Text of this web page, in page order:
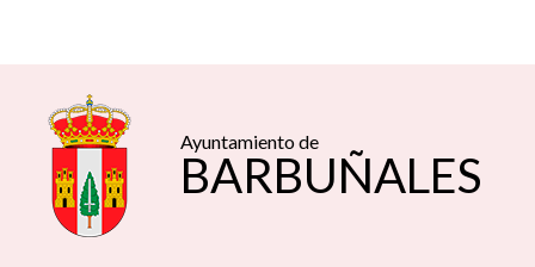
Ayuntamiento de
BARBUÑALES